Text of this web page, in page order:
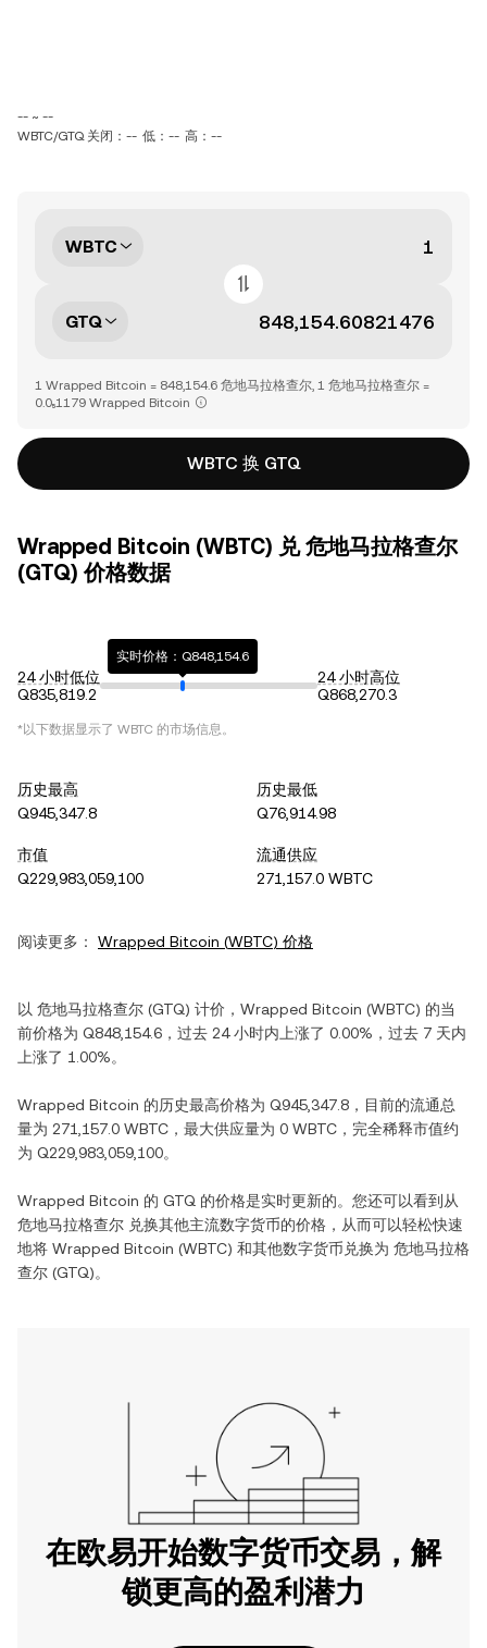
-- ~ --
WBTC/GTQ 关闭：-- 低：-- 高：--
WBTC
GTQ
1 Wrapped Bitcoin = 848,154.6 危地马拉格查尔, 1 危地马拉格查尔 =
0.0₅1179 Wrapped Bitcoin
WBTC 换 GTQ
Wrapped Bitcoin (WBTC) 兑 危地马拉格查尔
(GTQ) 价格数据
24 小时低位
Q835,819.2
实时价格：Q848,154.6
24 小时高位
Q868,270.3
*以下数据显示了 WBTC 的市场信息。
历史最高
Q945,347.8
历史最低
Q76,914.98
市值
Q229,983,059,100
流通供应
271,157.0 WBTC
阅读更多： Wrapped Bitcoin (WBTC) 价格
以 危地马拉格查尔 (GTQ) 计价， Wrapped Bitcoin (WBTC) 的当
前价格为 Q848,154.6 ，过去 24 小时内 上涨了 0.00% ，过去 7 天内
上涨了 1.00%。
Wrapped Bitcoin 的历史最高价格为 Q945,347.8 ，目前的流通总
量为 271,157.0 WBTC ，最大供应量为 0 WBTC ，完全稀释市值约
为 Q229,983,059,100。
Wrapped Bitcoin 的 GTQ 的价格是实时更新的。您还可以看到从
危地马拉格查尔 兑换其他主流数字货币的价格，从而可以轻松快速
地将 Wrapped Bitcoin (WBTC) 和其他数字货币兑换为 危地马拉格
查尔 (GTQ)。
在欧易开始数字货币交易，解
锁更高的盈利潜力